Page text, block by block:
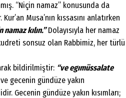
“Niçin namaz” konusunda da
Musa’nın kıssasını anlatırken
kılın.”Dolayısıyla her namaz
sonsuz olan Rabbimiz, her türlü
bildirilmiştir: “ve egımüssalate
gecenin gündüze yakın
Gecenin gündüze yakın kısımları;